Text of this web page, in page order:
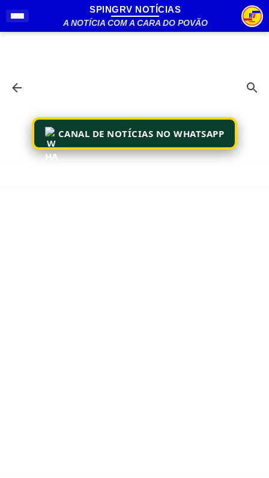
Pular para o conteúdo principal
SPINGRV NOTÍCIAS
A NOTÍCIA COM A CARA DO POVÃO
CANAL DE NOTÍCIAS NO WHATSAPP